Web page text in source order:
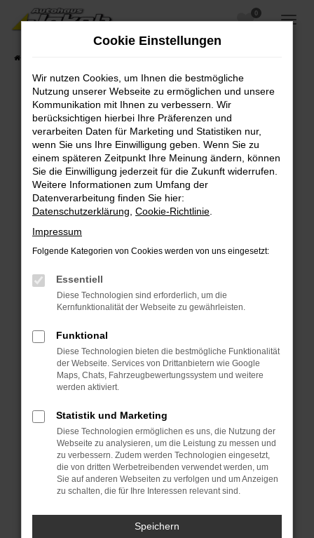
Zum
Hauptinhalt
0
Fehler: Network Error
Beim Laden ist ein Fehler aufgetreten.
Hier sind ein paar Tipps, die dir helfen können:
Überprüfe deine Firewall und deine
Internetverbindung.
Laden andere Webseiten, zum Beispiel deine
Suchmaschine?
Prüfe deine Browsererweiterungen.
Manche Erweiterungen, wie Werbeblocker,
können das Laden bestimmter Seiten
verhindern. Funktioniert die Seite in einem
Fenster?
Starte dein Gerät neu.
Das kann manchmal helfen, vorübergehende
Probleme zu beheben.
Betriebssystem auf dem neuesten Stand
sind.
Veraltete Software birgt nicht nur ein
Sicherheitsrisiko, sondern kann auch dazu
führen, dass bestimmte Funktionen nicht mehr
unterstützt werden.
Wende dich an den Webseitenbetreiber.
Cookie Einstellungen
Wir nutzen Cookies, um Ihnen die bestmögliche
Nutzung unserer Webseite zu ermöglichen und unsere
Kommunikation mit Ihnen zu verbessern. Wir
berücksichtigen hierbei Ihre Präferenzen und
verarbeiten Daten für Marketing und Statistiken nur,
wenn Sie uns Ihre Einwilligung geben. Wenn Sie zu
einem späteren Zeitpunkt Ihre Meinung ändern, können
Sie die Einwilligung jederzeit für die Zukunft widerrufen.
Weitere Informationen zum Umfang der
Datenverarbeitung finden Sie hier:
Datenschutzerklärung Cookie-Richtlinie
Impressum
Folgende Kategorien von Cookies werden von uns eingesetzt:
Essentiell
Diese Technologien sind erforderlich, um die
Kernfunktionalität der Webseite zu gewährleisten.
Funktional
Diese Technologien bieten die bestmögliche Funktionalität
der Webseite. Services von Drittanbietern wie Google
Maps, Chats, Fahrzeugbewertungssystem und weitere
werden aktiviert.
Statistik und Marketing
Diese Technologien ermöglichen es uns, die Nutzung der
Webseite zu analysieren, um die Leistung zu messen und
zu verbessern. Zudem werden Technologien eingesetzt,
die von dritten Werbetreibenden verwendet werden, um
Sie auf anderen Webseiten zu verfolgen und um Anzeigen
zu schalten, die für Ihre Interessen relevant sind.
Speichern